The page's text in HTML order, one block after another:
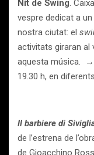
Nit de Swing.
vespre dedicat a
nostra ciutat: el
activitats giraran al
aquesta música. →
19.30 h, en
Il barbiere di
de l’estrena de
de Gioacchino